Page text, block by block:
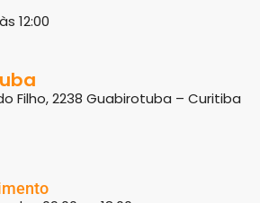
12:00
Filho, 2238 Guabirotuba – Curitiba